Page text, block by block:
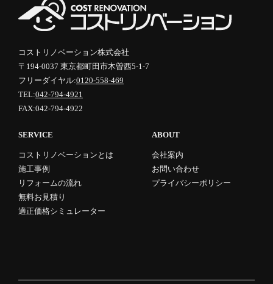
コストリノベーション株式会社
〒194-0037 東京都町田市木曽西5-1-7
フリーダイヤル:0120-558-469
TEL:042-794-4921
FAX:042-794-4922
SERVICE
コストリノベーションとは
施工事例
リフォームの流れ
無料お見積り
適正価格シミュレーター
ABOUT
会社案内
お問い合わせ
プライバシーポリシー